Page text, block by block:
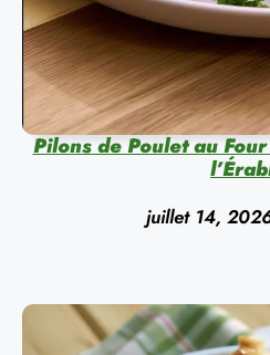
Pilons de Poulet au
juillet 14,